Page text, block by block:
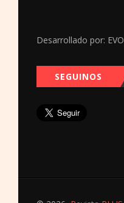
Desarrollado por:
SEGUINOS